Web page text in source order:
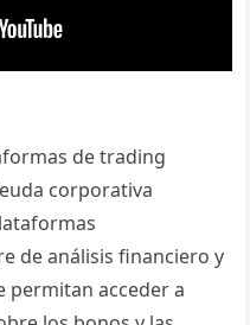
de trading
corporativa
de análisis financiero y
permitan acceder a